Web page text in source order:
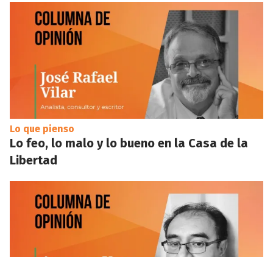
Lo que pienso
Lo feo, lo malo y lo bueno en la Casa de la
Libertad